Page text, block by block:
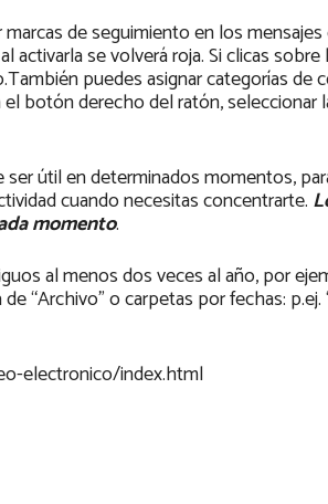
de seguimiento en los mensajes
activarla se volverá roja. Si clicas
puedes asignar categorías de
botón derecho del ratón, seleccionar
útil en determinados momentos,
cuando necesitas concentrarte.
momento.
al menos dos veces al año, por
“Archivo” o carpetas por fechas:
electronico/index.html